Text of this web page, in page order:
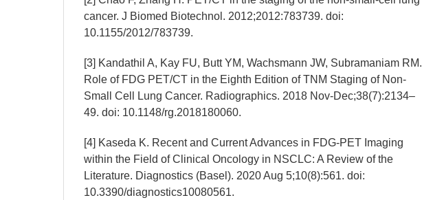
cancer. J Biomed Biotechnol. 2012;2012:783739. doi:
10.1155/2012/783739.
[3] Kandathil A, Kay FU, Butt YM, Wachsmann JW, Subramaniam RM.
Role of FDG PET/CT in the Eighth Edition of TNM Staging of Non-
Small Cell Lung Cancer. Radiographics. 2018 Nov-Dec;38(7):2134–
49. doi: 10.1148/rg.2018180060.
[4] Kaseda K. Recent and Current Advances in FDG-PET Imaging
within the Field of Clinical Oncology in NSCLC: A Review of the
Literature. Diagnostics (Basel). 2020 Aug 5;10(8):561. doi:
10.3390/diagnostics10080561.